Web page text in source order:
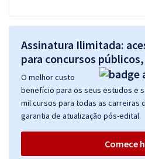
Assinatura Ilimitada:
para concursos
O melhor custo
benefício para os seus estudos e
mil cursos para todas as carreiras
garantia de atualização pós-edital.
Comece